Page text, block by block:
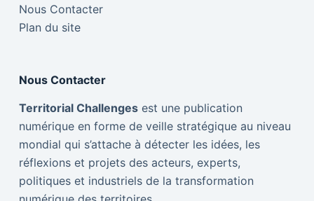
Nous Contacter
Plan du site
Nous Contacter
Territorial Challengesest une publication
numérique en forme de veille stratégique au niveau
mondial qui s’attache à détecter les idées, les
réflexions et projets des acteurs, experts,
politiques et industriels de la transformation